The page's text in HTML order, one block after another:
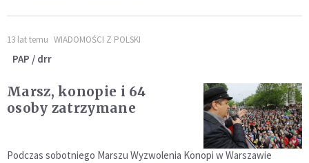
13 lat temu WIADOMOŚCI Z POLSKI
PAP / drr
Marsz, konopie i 64
osoby zatrzymane
Podczas sobotniego Marszu Wyzwolenia Konopi w Warszawie